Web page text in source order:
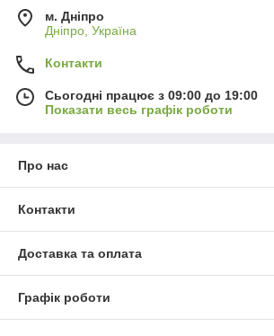
м. Дніпро
Дніпро, Україна
Контакти
Сьогодні працює з 09:00 до 19:00
Показати весь графік роботи
Про нас
Контакти
Доставка та оплата
Графік роботи